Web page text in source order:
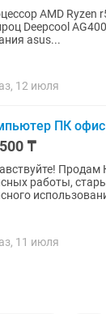
AMD Ryzen
Deepcool
asus...
12 июля
ПК
₸
Продам
работы,
11 июля